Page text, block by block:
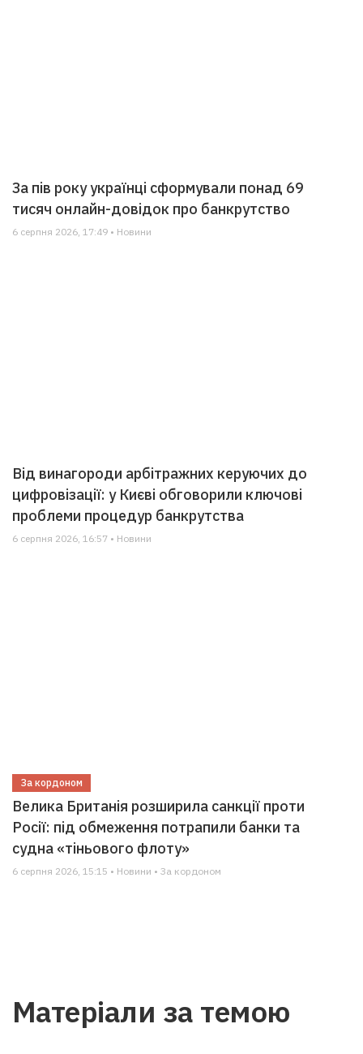
За пів року українці сформували понад 69
тисяч онлайн-довідок про банкрутство
6 серпня 2026, 17:49 • Новини
Від винагороди арбітражних керуючих до
цифровізації: у Києві обговорили ключові
проблеми процедур банкрутства
6 серпня 2026, 16:57 • Новини
За кордоном
Велика Британія розширила санкції проти
Росії: під обмеження потрапили банки та
судна «тіньового флоту»
6 серпня 2026, 15:15 • Новини • За кордоном
Матеріали за темою